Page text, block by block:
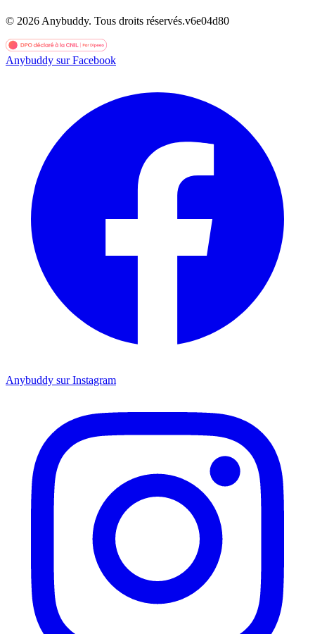
© 2026 Anybuddy. Tous droits réservés.v6e04d80
Anybuddy sur Facebook
Anybuddy sur Instagram